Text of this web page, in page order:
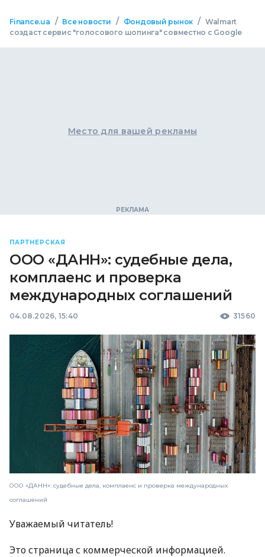
Finance.ua / Все новости / Фондовый рынок / Walmart
создаст сервис "голосового шопинга" совместно с Google
Место для вашей рекламы
ПАРТНЕРСКАЯ
ООО «ДАНН»: судебные дела,
комплаенс и проверка
международных соглашений
04.08.2026, 15:40 31560
ООО «ДАНН»: судебные дела, комплаенс и проверка международных
соглашений
Уважаемый читатель!
Это страница с коммерческой информацией.